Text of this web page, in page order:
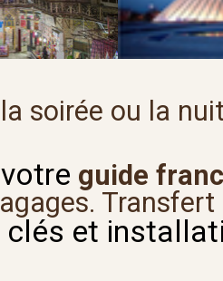
soirée ou la
guide
clés et